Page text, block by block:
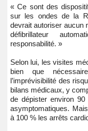
« Ce sont des
sur les ondes de la
devrait autoriser aucun
défibrillateur
responsabilité. »
Selon lui, les visites
bien que
l’imprévisibilité des
bilans médicaux, y
de dépister environ 90
asymptomatiques.
à 100 % les arrêts